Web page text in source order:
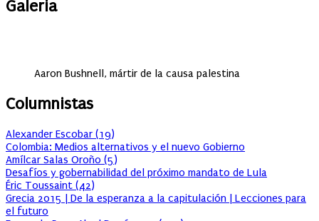
Galeria
Aaron Bushnell, mártir de la causa palestina
Columnistas
Alexander Escobar (19)
Colombia: Medios alternativos y el nuevo Gobierno
Amílcar Salas Oroño (5)
Desafíos y gobernabilidad del próximo mandato de Lula
Éric Toussaint (42)
Grecia 2015 | De la esperanza a la capitulación | Lecciones para
el futuro